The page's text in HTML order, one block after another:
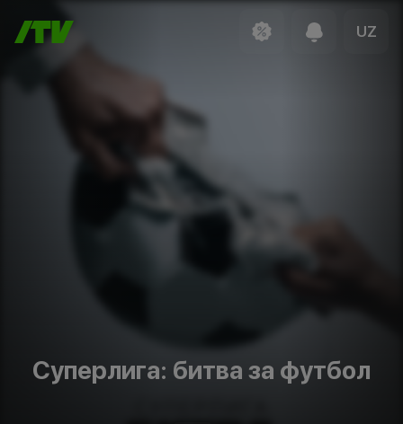
UZ
Суперлига: битва за футбол